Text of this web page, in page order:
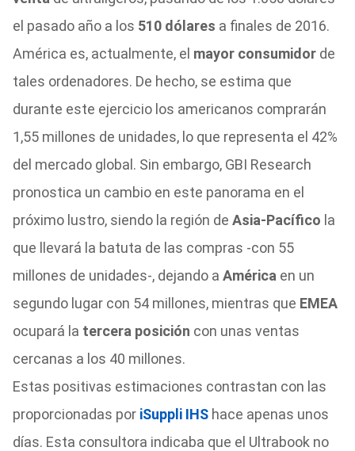
el pasado año a los 510 dólares a finales de 2016.
América es, actualmente, el mayor consumidorde
tales ordenadores. De hecho, se estima que
durante este ejercicio los americanos comprarán
1,55 millones de unidades, lo que representa el 42%
del mercado global. Sin embargo, GBI Research
pronostica un cambio en este panorama en el
próximo lustro, siendo la región de Asia-Pacífico la
que llevará la batuta de las compras -con 55
millones de unidades-, dejando a América en un
segundo lugar con 54 millones, mientras que EMEA
ocupará la tercera posición con unas ventas
cercanas a los 40 millones.
Estas positivas estimaciones contrastan con las
proporcionadas por iSuppli IHShace apenas unos
días. Esta consultora indicaba que el Ultrabook no